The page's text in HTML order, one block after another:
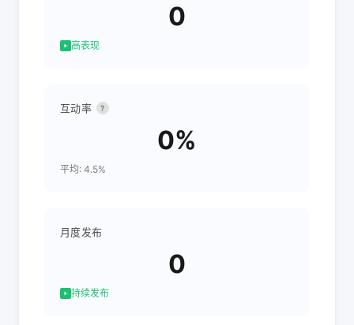
0
高表现
互动率 ?
0%
平均: 4.5%
月度发布
0
持续发布